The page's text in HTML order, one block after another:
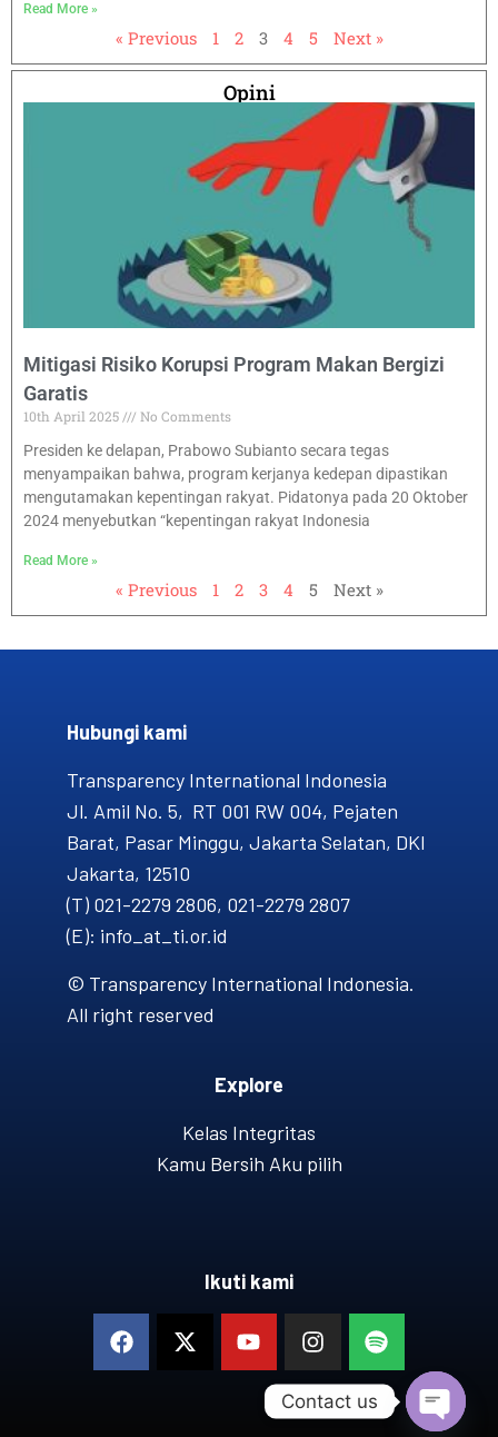
Read More »
« Previous 1 2 3 4 5 Next »
Opini
Mitigasi Risiko Korupsi Program Makan Bergizi
Garatis
10th April 2025
No Comments
Presiden ke delapan, Prabowo Subianto secara tegas
menyampaikan bahwa, program kerjanya kedepan dipastikan
mengutamakan kepentingan rakyat. Pidatonya pada 20 Oktober
2024 menyebutkan “kepentingan rakyat Indonesia
Read More »
« Previous 1 2 3 4 5 Next »
Hubungi kami​
Transparency International Indonesia
Jl. Amil No. 5, RT 001 RW 004, Pejaten
Barat, Pasar Minggu, Jakarta Selatan, DKI
Jakarta, 12510
(T) 021-2279 2806, 021-2279 2807
(E): info_at_ti.or.id
© Transparency International Indonesia.
All right reserved
Explore
Kelas Integritas
Kamu Bersih Aku pilih
Ikuti kami
Contact us